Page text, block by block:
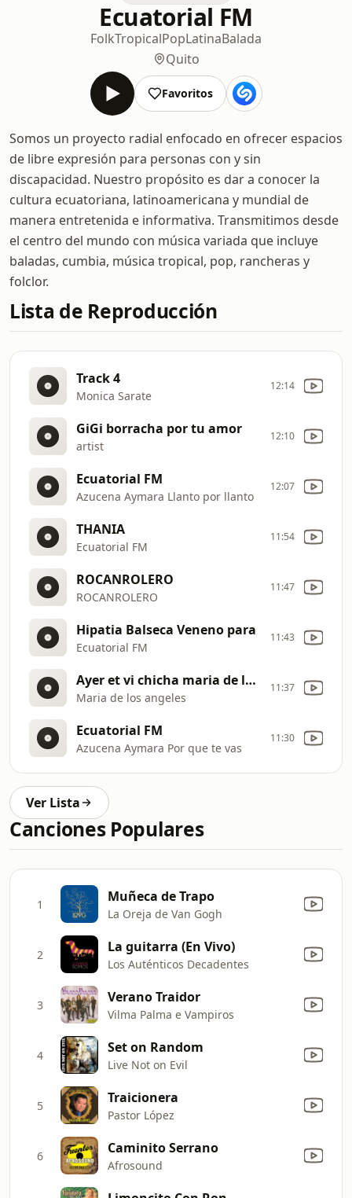
Ecuatorial FM
FolkTropicalPopLatinaBalada
Quito
Favoritos
Somos un proyecto radial enfocado en ofrecer espacios
de libre expresión para personas con y sin
discapacidad. Nuestro propósito es dar a conocer la
cultura ecuatoriana, latinoamericana y mundial de
manera entretenida e informativa. Transmitimos desde
el centro del mundo con música variada que incluye
baladas, cumbia, música tropical, pop, rancheras y
folclor.
Lista de Reproducción
Track 4
Monica Sarate
12:14
GiGi borracha por tu amor
artist
12:10
Ecuatorial FM
Azucena Aymara Llanto por llanto
12:07
THANIA
Ecuatorial FM
11:54
ROCANROLERO
ROCANROLERO
11:47
Hipatia Balseca Veneno para
Ecuatorial FM
11:43
Ayer et vi chicha maria de los angeles
Maria de los angeles
11:37
Ecuatorial FM
Azucena Aymara Por que te vas
11:30
Ver Lista
Canciones Populares
1 Muñeca de Trapo
La Oreja de Van Gogh
2 La guitarra (En Vivo)
Los Auténticos Decadentes
3 Verano Traidor
Vilma Palma e Vampiros
4 Set on Random
Live Not on Evil
5 Traicionera
Pastor López
6 Caminito Serrano
Afrosound